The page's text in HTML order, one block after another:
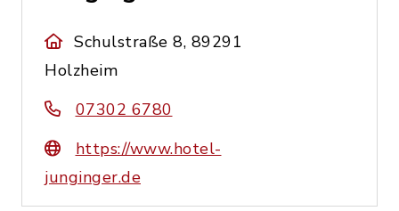
Schulstraße 8, 89291
Holzheim
07302 6780
https://www.hotel-
junginger.de